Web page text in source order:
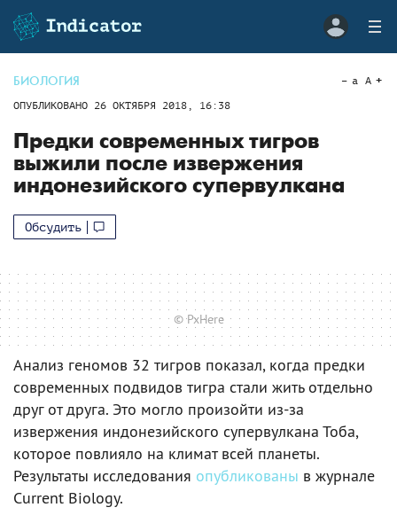
БИОЛОГИЯ
ОПУБЛИКОВАНО 26 ОКТЯБРЯ 2018, 16:38
a A
Предки современных тигров
выжили после извержения
индонезийского супервулкана
Обсудить
© PxHere
Анализ геномов 32 тигров показал, когда предки
современных подвидов тигра стали жить отдельно
друг от друга. Это могло произойти из-за
извержения индонезийского супервулкана Тоба,
которое повлияло на климат всей планеты.
Результаты исследования опубликованы в журнале
Current Biology.